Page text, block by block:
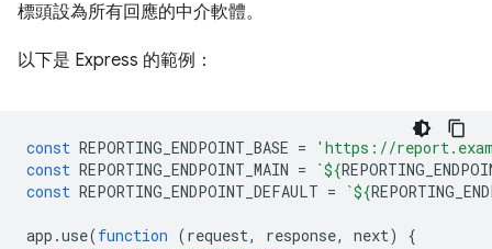
標頭設為所有回應的中介軟體。
以下是 Express 的範例：
const REPORTING_ENDPOINT_BASE =
'https://
const REPORTING_ENDPOINT_MAIN = `${
const REPORTING_ENDPOINT_DEFAULT = `${
app .use(function (request, response, next)
{